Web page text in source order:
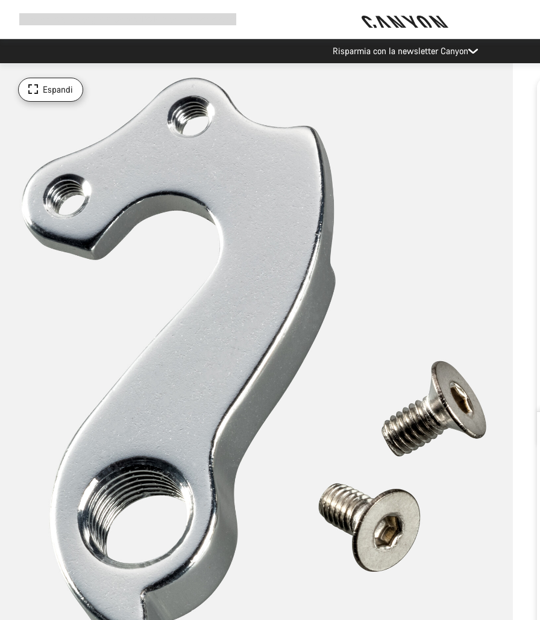
navigazione
Risparmia con la newsletter Canyon
Espandi